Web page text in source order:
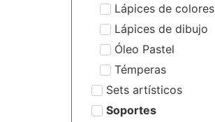
Lápices de colores
Lápices de dibujo
Óleo Pastel
Témperas
Sets artísticos
Soportes